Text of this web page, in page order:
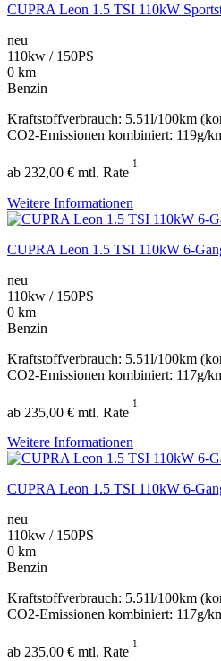
CUPRA Leon 1.5 TSI 110kW
neu
110kw / 150PS
0 km
Benzin
Kraftstoffverbrauch: 5.51l/100km
CO2-Emissionen kombiniert: 119g/
ab 232,00 € mtl. Rate
1
Weitere Informationen
CUPRA Leon 1.5 TSI 110kW 6-
neu
110kw / 150PS
0 km
Benzin
Kraftstoffverbrauch: 5.51l/100km
CO2-Emissionen kombiniert: 117g/
ab 235,00 € mtl. Rate
1
Weitere Informationen
CUPRA Leon 1.5 TSI 110kW 6-
neu
110kw / 150PS
0 km
Benzin
Kraftstoffverbrauch: 5.51l/100km
CO2-Emissionen kombiniert: 117g/
ab 235,00 € mtl. Rate
1